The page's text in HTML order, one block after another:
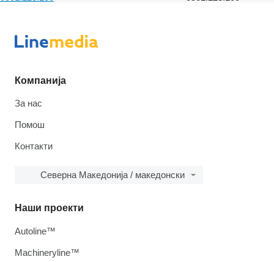
Компанија
За нас
Помош
Контакти
Северна Македонија / македонски
Наши проекти
Autoline™
Machineryline™